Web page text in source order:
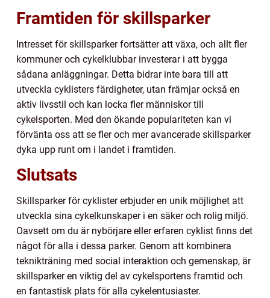
Framtiden för skillsparker
Intresset för skillsparker fortsätter att växa, och allt fler
kommuner och cykelklubbar investerar i att bygga
sådana anläggningar. Detta bidrar inte bara till att
utveckla cyklisters färdigheter, utan främjar också en
aktiv livsstil och kan locka fler människor till
cykelsporten. Med den ökande populariteten kan vi
förvänta oss att se fler och mer avancerade skillsparker
dyka upp runt om i landet i framtiden.
Slutsats
Skillsparker för cyklister erbjuder en unik möjlighet att
utveckla sina cykelkunskaper i en säker och rolig miljö.
Oavsett om du är nybörjare eller erfaren cyklist finns det
något för alla i dessa parker. Genom att kombinera
teknikträning med social interaktion och gemenskap, är
skillsparker en viktig del av cykelsportens framtid och
en fantastisk plats för alla cykelentusiaster.